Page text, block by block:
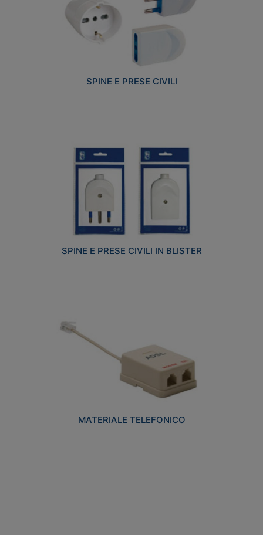
SPINE E PRESE CIVILI
SPINE E PRESE CIVILI IN BLISTER
MATERIALE TELEFONICO